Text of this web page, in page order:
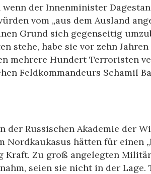
der Innenminister
vom „aus dem Ausland
Grund sich gegenseitig
stehe, habe sie vor zehn Jahren
mehrere Hundert Terroristen
Feldkommandeurs Schamil
der Russischen Akademie der
Nordkaukasus hätten für einen
Kraft. Zu groß angelegten
seien sie nicht in der